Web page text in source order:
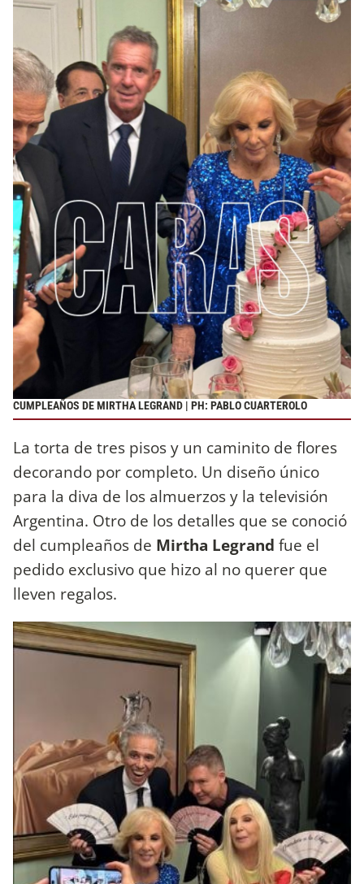
CUMPLEAÑOS DE MIRTHA LEGRAND | PH: PABLO CUARTEROLO
La torta de tres pisos y un caminito de flores
decorando por completo. Un diseño único
para la diva de los almuerzos y la televisión
Argentina. Otro de los detalles que se conoció
del cumpleaños de Mirtha Legrand fue el
pedido exclusivo que hizo al no querer que
lleven regalos.